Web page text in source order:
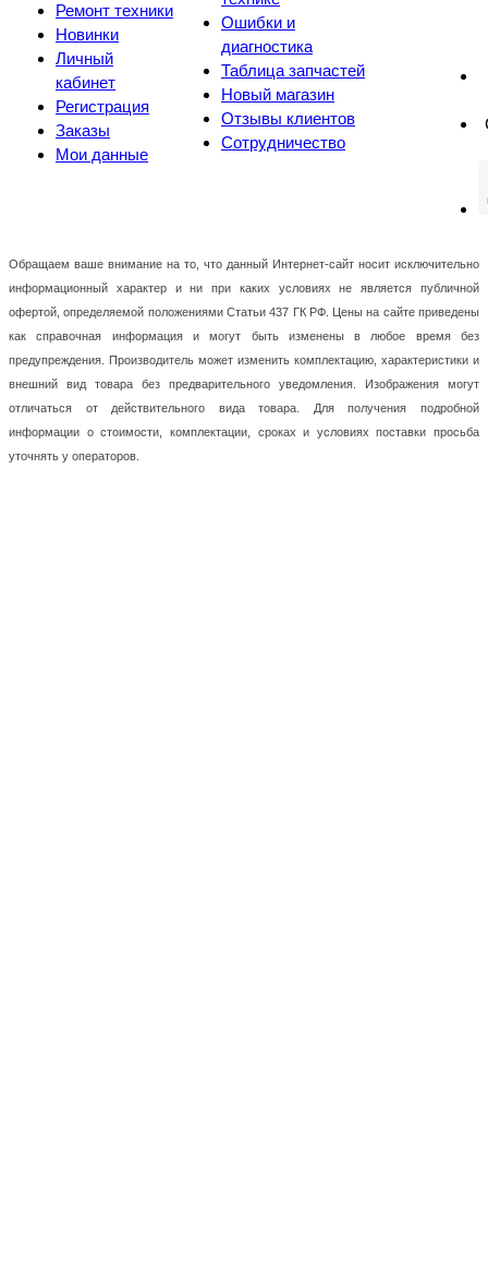
Ремонт техники
Новинки
Личный
кабинет
Регистрация
Заказы
Мои данные
Ошибки и
диагностика
Таблица запчастей
Новый магазин
Отзывы клиентов
Сотрудничество
Обращаем ваше внимание на то, что данный Интернет-сайт носит исключительно
информационный характер и ни при каких условиях не является публичной
офертой, определяемой положениями Статьи 437 ГК РФ. Цены на сайте приведены
как справочная информация и могут быть изменены в любое время без
предупреждения. Производитель может изменить комплектацию, характеристики и
внешний вид товара без предварительного уведомления. Изображения могут
отличаться от действительного вида товара. Для получения подробной
информации о стоимости, комплектации, сроках и условиях поставки просьба
уточнять у операторов.